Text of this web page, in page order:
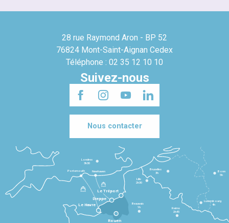
28 rue Raymond Aron - BP 52
76824 Mont-Saint-Aignan Cedex
Téléphone : 02 35 12 10 10
Suivez-nous
Nous contacter
Le Havre
Dieppe
Le Tréport
Beauvais
1h
Reims
2h45
Lille
2h30
Bruxelles
3h
Londres
3h30
Newhaven
Portsmouth
Bonn
5h
Luxembourg
4h
Rouen